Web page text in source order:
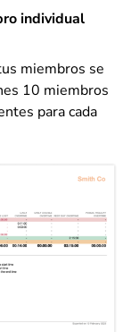
individual
miembros se
10 miembros
para cada